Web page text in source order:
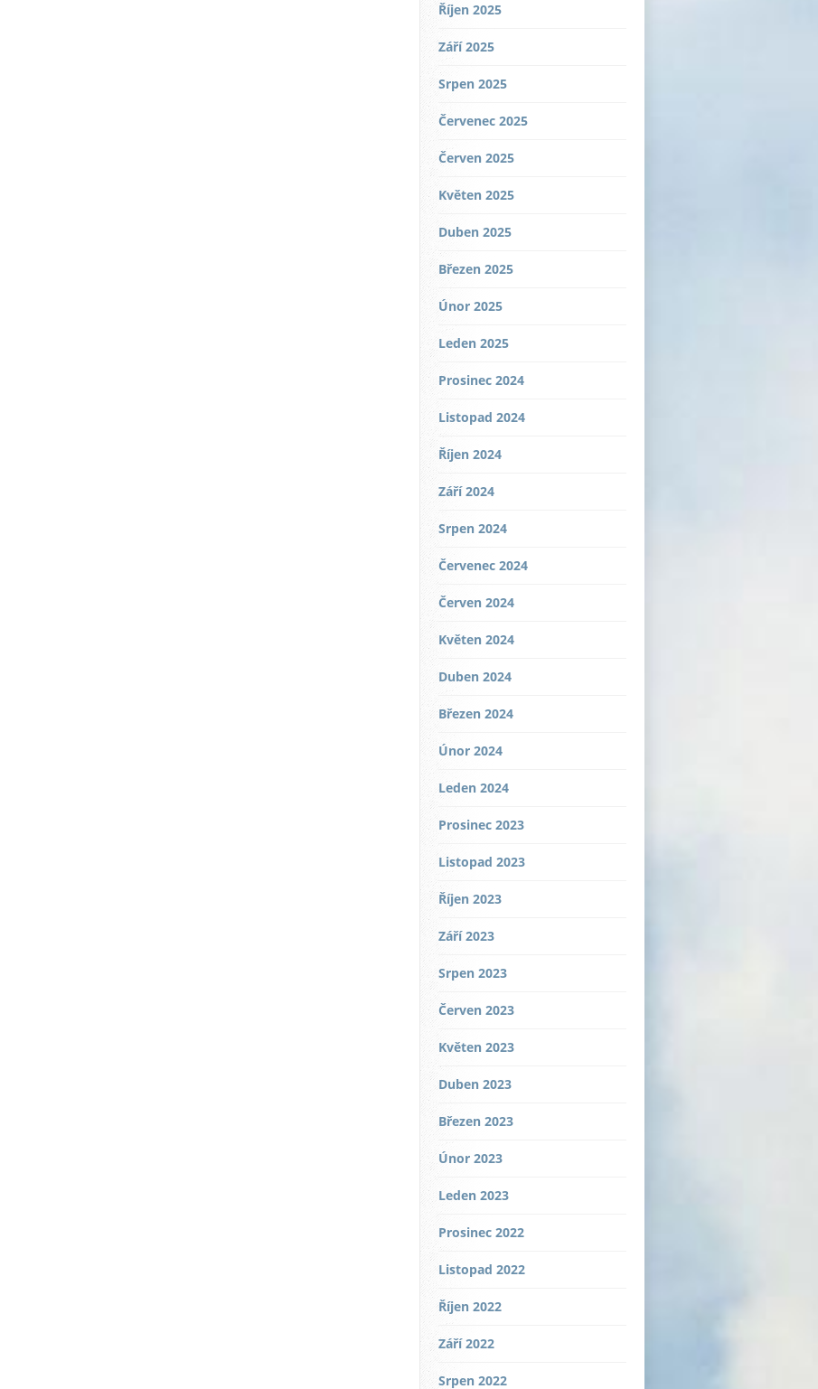
Říjen 2025
Září 2025
Srpen 2025
Červenec 2025
Červen 2025
Květen 2025
Duben 2025
Březen 2025
Únor 2025
Leden 2025
Prosinec 2024
Listopad 2024
Říjen 2024
Září 2024
Srpen 2024
Červenec 2024
Červen 2024
Květen 2024
Duben 2024
Březen 2024
Únor 2024
Leden 2024
Prosinec 2023
Listopad 2023
Říjen 2023
Září 2023
Srpen 2023
Červen 2023
Květen 2023
Duben 2023
Březen 2023
Únor 2023
Leden 2023
Prosinec 2022
Listopad 2022
Říjen 2022
Září 2022
Srpen 2022